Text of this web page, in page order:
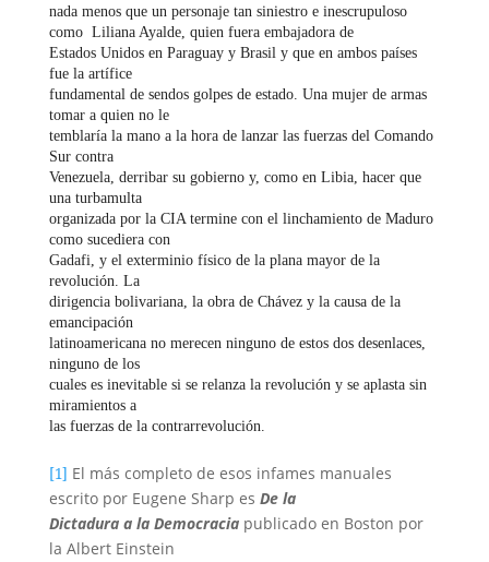
nada menos que un personaje tan siniestro e inescrupuloso
como Liliana Ayalde, quien fuera embajadora de
Estados Unidos en Paraguay y Brasil y que en ambos países
fue la artífice
fundamental de sendos golpes de estado. Una mujer de armas
tomar a quien no le
temblaría la mano a la hora de lanzar las fuerzas del Comando
Sur contra
Venezuela, derribar su gobierno y, como en Libia, hacer que
una turbamulta
organizada por la CIA termine con el linchamiento de Maduro
como sucediera con
Gadafi, y el exterminio físico de la plana mayor de la
revolución. La
dirigencia bolivariana, la obra de Chávez y la causa de la
emancipación
latinoamericana no merecen ninguno de estos dos desenlaces,
ninguno de los
cuales es inevitable si se relanza la revolución y se aplasta sin
miramientos a
las fuerzas de la contrarrevolución.
[1] El más completo de esos infames manuales
escrito por Eugene Sharp es De la
Dictadura a la Democraciapublicado en Boston por
la Albert Einstein